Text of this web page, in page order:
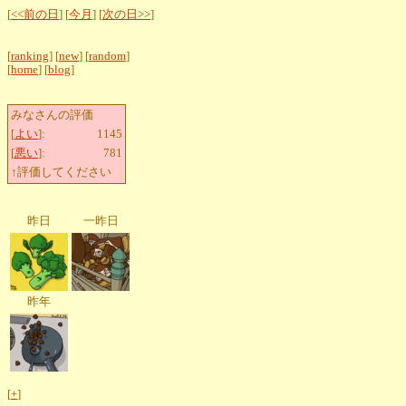
[<<前の日 ] [今月 ] [次の日>>]
[ranking] [new] [random]
[home] [blog]
みなさんの評価
[よい]:
1145
[悪い]:
781
↑評価してください
昨日 一昨日
昨年
[+]